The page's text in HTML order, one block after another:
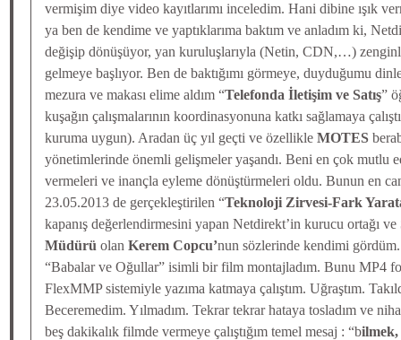
vermişim diye video kayıtlarımı inceledim. Hani dibine ışık
ya ben de kendime ve yaptıklarıma baktım ve anladım ki,
değişip dönüşüyor, yan kuruluşlarıyla (Netin, CDN,…)
gelmeye başlıyor. Ben de baktığımı görmeye, duyduğumu
mezura ve makası elime aldım “Telefonda İletişim ve Satış”
kuşağın çalışmalarının koordinasyonuna katkı sağlamaya
kuruma uygun). Aradan üç yıl geçti ve özellikle MOTES
yönetimlerinde önemli gelişmeler yaşandı. Beni en çok mutlu
vermeleri ve inançla eyleme dönüştürmeleri oldu. Bunun en
23.05.2013 de gerçekleştirilen “Teknoloji Zirvesi-Fark
kapanış değerlendirmesini yapan Netdirekt’in kurucu ortağı ve
Müdürü olan Kerem Copcu’nun sözlerinde kendimi
“Babalar ve Oğullar” isimli bir film montajladım. Bunu MP4
FlexMMP sistemiyle yazıma katmaya çalıştım. Uğraştım.
Beceremedim. Yılmadım. Tekrar tekrar hataya tosladım ve
beş dakikalık filmde vermeye çalıştığım temel mesaj : “b